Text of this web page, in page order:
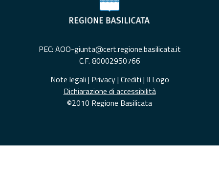
PEC: AOO-giunta@cert.regione.basilicata.it
C.F. 80002950766
Note legali | Privacy| Crediti | Il Logo
Dichiarazione di accessibilità
©2010 Regione Basilicata